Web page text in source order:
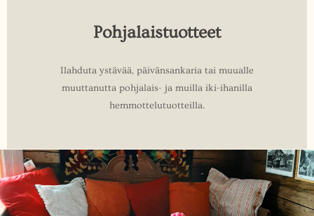
Pohjalaistuotteet
Ilahduta ystävää, päivänsankaria tai muualle
muuttanutta pohjalais- ja muilla iki-ihanilla
hemmottelutuotteilla.